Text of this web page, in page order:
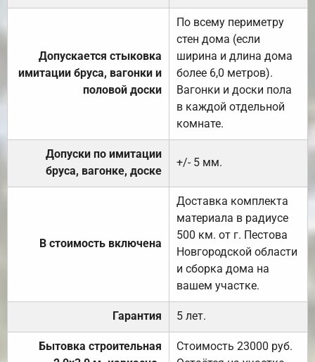
Допускается стыковка
имитации бруса, вагонки и
половой доски
По всему периметру
стен дома (если
ширина и длина дома
более 6,0 метров).
Вагонки и доски пола
в каждой отдельной
комнате.
Допуски по имитации
бруса, вагонке, доске
+/- 5 мм.
В стоимость включена
Доставка комплекта
материала в радиусе
500 км. от г. Пестова
Новгородской области
и сборка дома на
вашем участке.
Гарантия 5 лет.
Бытовка строительная
Стоимость 23000 руб.